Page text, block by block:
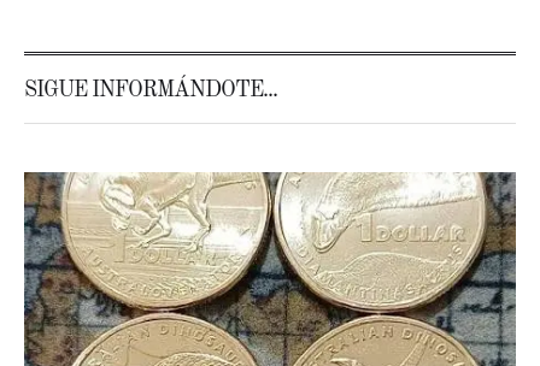
SIGUE INFORMÁNDOTE...